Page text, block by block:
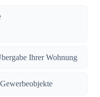
Ihrer Wohnung